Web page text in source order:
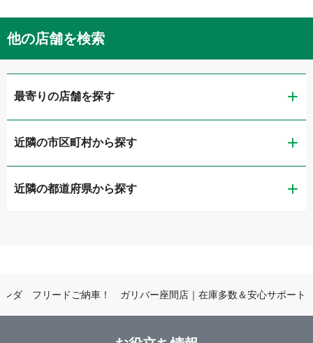
他の店舗を検索
最寄りの店舗を探す
ガリバー第二京浜鶴見店
ガリバー東神奈川店
ガリバー環状4号霧が丘店
近隣の市区町村から探す
横浜市鶴見区
近隣の都道府県から探す
ンダ フリードご納車！ ガリバー座間店｜在庫多数＆安心サポート